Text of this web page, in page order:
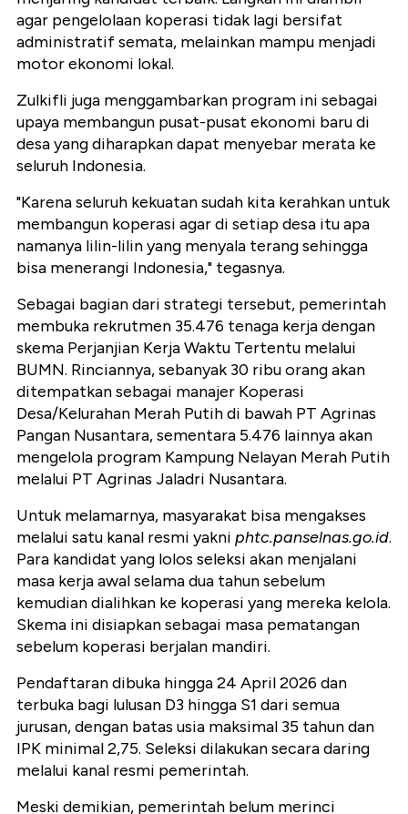
agar pengelolaan koperasi tidak lagi bersifat
administratif semata, melainkan mampu menjadi
motor ekonomi lokal.
Zulkifli juga menggambarkan program ini sebagai
upaya membangun pusat-pusat ekonomi baru di
desa yang diharapkan dapat menyebar merata ke
seluruh Indonesia.
"Karena seluruh kekuatan sudah kita kerahkan untuk
membangun koperasi agar di setiap desa itu apa
namanya lilin-lilin yang menyala terang sehingga
bisa menerangi Indonesia," tegasnya.
Sebagai bagian dari strategi tersebut, pemerintah
membuka rekrutmen 35.476 tenaga kerja dengan
skema Perjanjian Kerja Waktu Tertentu melalui
BUMN. Rinciannya, sebanyak 30 ribu orang akan
ditempatkan sebagai manajer Koperasi
Desa/Kelurahan Merah Putih di bawah PT Agrinas
Pangan Nusantara, sementara 5.476 lainnya akan
mengelola program Kampung Nelayan Merah Putih
melalui PT Agrinas Jaladri Nusantara.
Untuk melamarnya, masyarakat bisa mengakses
melalui satu kanal resmi yakni phtc.panselnas.go.id.
Para kandidat yang lolos seleksi akan menjalani
masa kerja awal selama dua tahun sebelum
kemudian dialihkan ke koperasi yang mereka kelola.
Skema ini disiapkan sebagai masa pematangan
sebelum koperasi berjalan mandiri.
Pendaftaran dibuka hingga 24 April 2026 dan
terbuka bagi lulusan D3 hingga S1 dari semua
jurusan, dengan batas usia maksimal 35 tahun dan
IPK minimal 2,75. Seleksi dilakukan secara daring
melalui kanal resmi pemerintah.
Meski demikian, pemerintah belum merinci